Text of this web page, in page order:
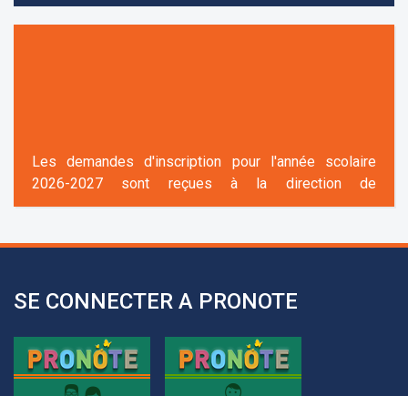
2026-2027 sont reçues à la direction de
l'établissement selon des rendez-vous fixés à
l’avance.
+961 25 601 171
SE CONNECTER A PRONOTE